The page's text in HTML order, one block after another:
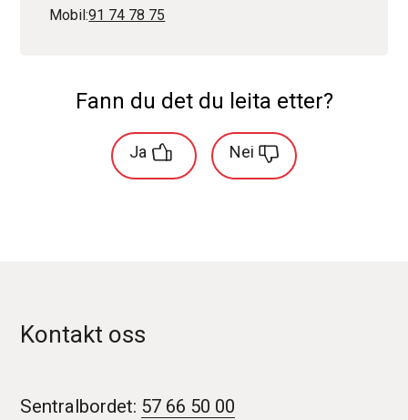
Mobil91 74 78 75
Fann du det du leita etter?
Ja Nei
Kontakt oss
Sentralbordet: 57 66 50 00